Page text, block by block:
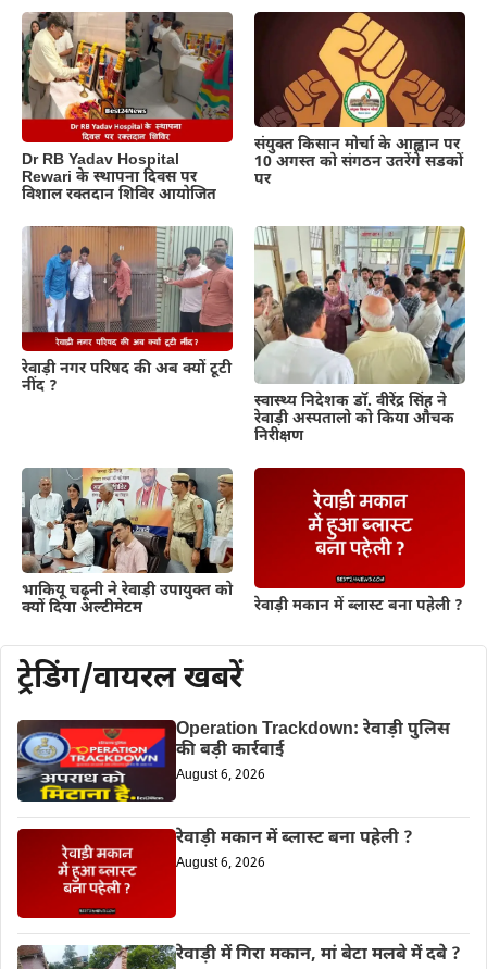
Dr RB Yadav Hospital
Rewari के स्थापना दिवस पर
विशाल रक्तदान शिविर आयोजित
संयुक्त किसान मोर्चा के आह्वान पर
10 अगस्त को संगठन उतरेंगे सडकों
पर
रेवाड़ी नगर परिषद की अब क्यों टूटी
नींद ?
स्वास्थ्य निदेशक डॉ. वीरेंद्र सिंह ने
रेवाड़ी अस्पतालो को किया औचक
निरीक्षण
भाकियू चढ़ूनी ने रेवाड़ी उपायुक्त को
क्यों दिया अल्टीमेटम
रेवाड़ी मकान में ब्लास्ट बना पहेली ?
ट्रेडिंग/वायरल खबरें
Operation Trackdown: रेवाड़ी पुलिस
की बड़ी कार्रवाई
August 6, 2026
रेवाड़ी मकान में ब्लास्ट बना पहेली ?
August 6, 2026
रेवाड़ी में गिरा मकान, मां बेटा मलबे में दबे ?